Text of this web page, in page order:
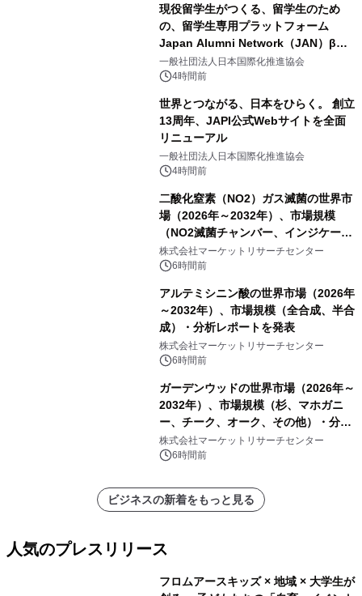
現役留学生がつくる、留学生のため
の、留学生専用プラットフォーム
Japan Alumni Network（JAN）β版
をリリース
一般社団法人日本国際化推進協会
4時間前
世界とつながる、日本をひらく。 創立
13周年、JAPI公式Webサイトを全面
リニューアル
一般社団法人日本国際化推進協会
4時間前
二酸化窒素（NO2）ガス滅菌の世界市
場（2026年～2032年）、市場規模
（NO2滅菌チャンバー、インジケータ
ーおよびモニタリングシステム、その
他）・分析レポートを発表
株式会社マーケットリサーチセンター
6時間前
アルテミシニン酸の世界市場（2026年
～2032年）、市場規模（全合成、半合
成）・分析レポートを発表
株式会社マーケットリサーチセンター
6時間前
ガーデンウッドの世界市場（2026年～
2032年）、市場規模（杉、マホガニ
ー、チーク、オーク、その他）・分析
レポートを発表
株式会社マーケットリサーチセンター
6時間前
ビジネスの新着をもっと見る
人気のプレスリリース
フロムアースキッズ × 地域 × 大学生が